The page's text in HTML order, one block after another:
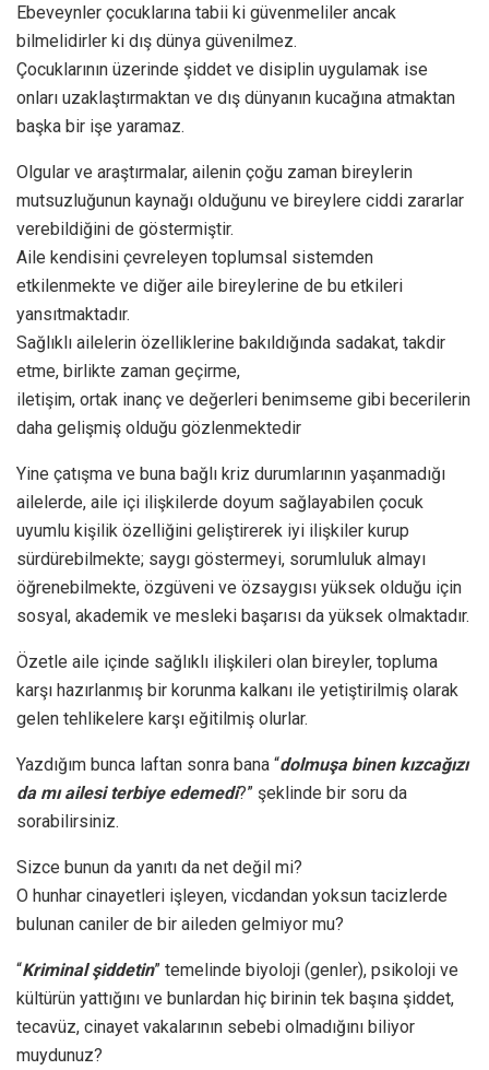
Ebeveynler çocuklarına tabii ki güvenmeliler ancak
bilmelidirler ki dış dünya güvenilmez.
Çocuklarının üzerinde şiddet ve disiplin uygulamak ise
onları uzaklaştırmaktan ve dış dünyanın kucağına atmaktan
başka bir işe yaramaz.
Olgular ve araştırmalar, ailenin çoğu zaman bireylerin
mutsuzluğunun kaynağı olduğunu ve bireylere ciddi zararlar
verebildiğini de göstermiştir.
Aile kendisini çevreleyen toplumsal sistemden
etkilenmekte ve diğer aile bireylerine de bu etkileri
yansıtmaktadır.
Sağlıklı ailelerin özelliklerine bakıldığında sadakat, takdir
etme, birlikte zaman geçirme,
iletişim, ortak inanç ve değerleri benimseme gibi becerilerin
daha gelişmiş olduğu gözlenmektedir
Yine çatışma ve buna bağlı kriz durumlarının yaşanmadığı
ailelerde, aile içi ilişkilerde doyum sağlayabilen çocuk
uyumlu kişilik özelliğini geliştirerek iyi ilişkiler kurup
sürdürebilmekte; saygı göstermeyi, sorumluluk almayı
öğrenebilmekte, özgüveni ve özsaygısı yüksek olduğu için
sosyal, akademik ve mesleki başarısı da yüksek olmaktadır.
Özetle aile içinde sağlıklı ilişkileri olan bireyler, topluma
karşı hazırlanmış bir korunma kalkanı ile yetiştirilmiş olarak
gelen tehlikelere karşı eğitilmiş olurlar.
Yazdığım bunca laftan sonra bana “dolmuşa binen kızcağızı
da mı ailesi terbiye edemedi?” şeklinde bir soru da
sorabilirsiniz.
Sizce bunun da yanıtı da net değil mi?
O hunhar cinayetleri işleyen, vicdandan yoksun tacizlerde
bulunan caniler de bir aileden gelmiyor mu?
“Kriminal şiddetin” temelinde biyoloji (genler), psikoloji ve
kültürün yattığını ve bunlardan hiç birinin tek başına şiddet,
tecavüz, cinayet vakalarının sebebi olmadığını biliyor
muydunuz?